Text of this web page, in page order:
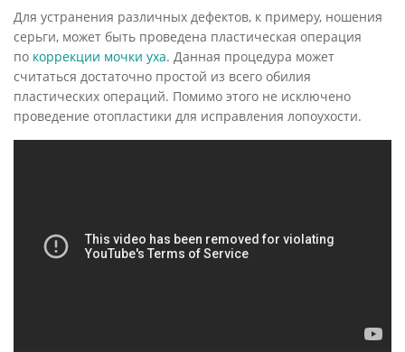
Для устранения различных дефектов, к примеру, ношения
серьги, может быть проведена пластическая операция
по коррекции мочки уха. Данная процедура может
считаться достаточно простой из всего обилия
пластических операций. Помимо этого не исключено
проведение отопластики для исправления лопоухости.